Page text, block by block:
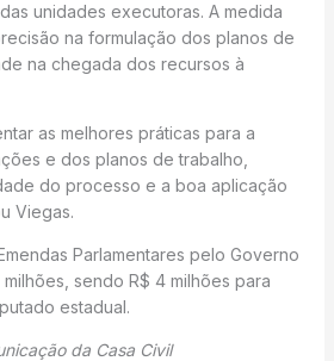
unidades executoras. A medida
na formulação dos planos de
na chegada dos recursos à
as melhores práticas para a
e dos planos de trabalho,
do processo e a boa aplicação
Viegas.
Parlamentares pelo Governo
sendo R$ 4 milhões para
estadual.
da Casa Civil